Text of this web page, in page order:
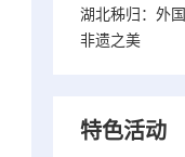
湖北秭归：外
非遗之美
特色活动